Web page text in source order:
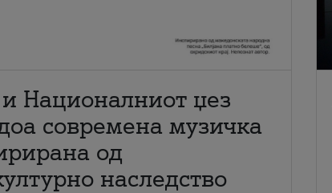
Националниот џез
современа музичка
од
наследство